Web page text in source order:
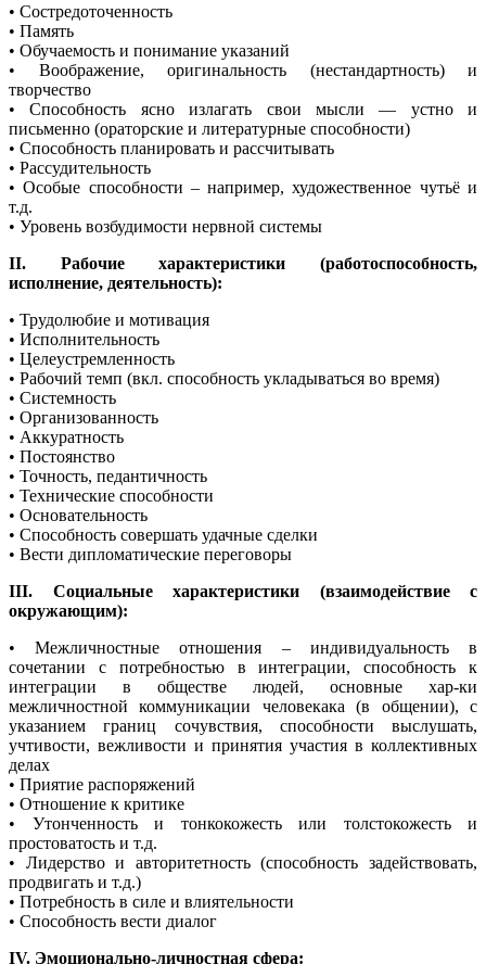
• Состредоточенность
• Память
• Обучаемость и понимание указаний
• Воображение, оригинальность (нестандартность) и
творчество
• Способность ясно излагать свои мысли — устно и
письменно (ораторские и литературные способности)
• Способность планировать и рассчитывать
• Рассудительность
• Особые способности – например, художественное чутьё и
т.д.
• Уровень возбудимости нервной системы
II. Рабочие характеристики (работоспособность,
исполнение, деятельность):
• Трудолюбие и мотивация
• Исполнительность
• Целеустремленность
• Рабочий темп (вкл. способность укладываться во время)
• Системность
• Организованность
• Аккуратность
• Постоянство
• Точность, педантичность
• Технические способности
• Основательность
• Способность совершать удачные сделки
• Вести дипломатические переговоры
III. Социальные характеристики (взаимодействие с
окружающим):
• Межличностные отношения – индивидуальность в
сочетании с потребностью в интеграции, способность к
интеграции в обществе людей, основные хар-ки
межличностной коммуникации человекака (в общении), с
указанием границ сочувствия, способности выслушать,
учтивости, вежливости и принятия участия в коллективных
делах
• Приятие распоряжений
• Отношение к критике
• Утонченность и тонкокожесть или толстокожесть и
простоватость и т.д.
• Лидерство и авторитетность (способность задействовать,
продвигать и т.д.)
• Потребность в силе и влиятельности
• Способность вести диалог
IV. Эмоционально-личностная сфера: